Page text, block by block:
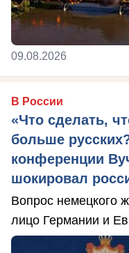
09.08.2026
В России
«Что сделать,
больше
конференции
шокировал
Вопрос немецкого
лицо Германии и